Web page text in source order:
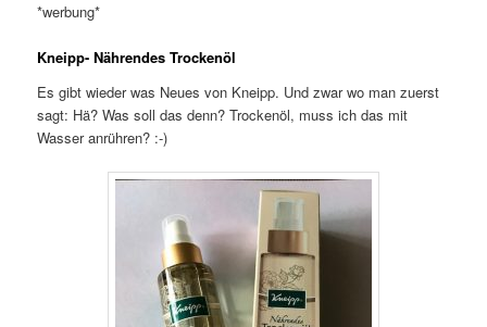
*werbung*
Kneipp- Nährendes Trockenöl
Es gibt wieder was Neues von Kneipp. Und zwar wo man zuerst
sagt: Hä? Was soll das denn? Trockenöl, muss ich das mit
Wasser anrühren? :-)